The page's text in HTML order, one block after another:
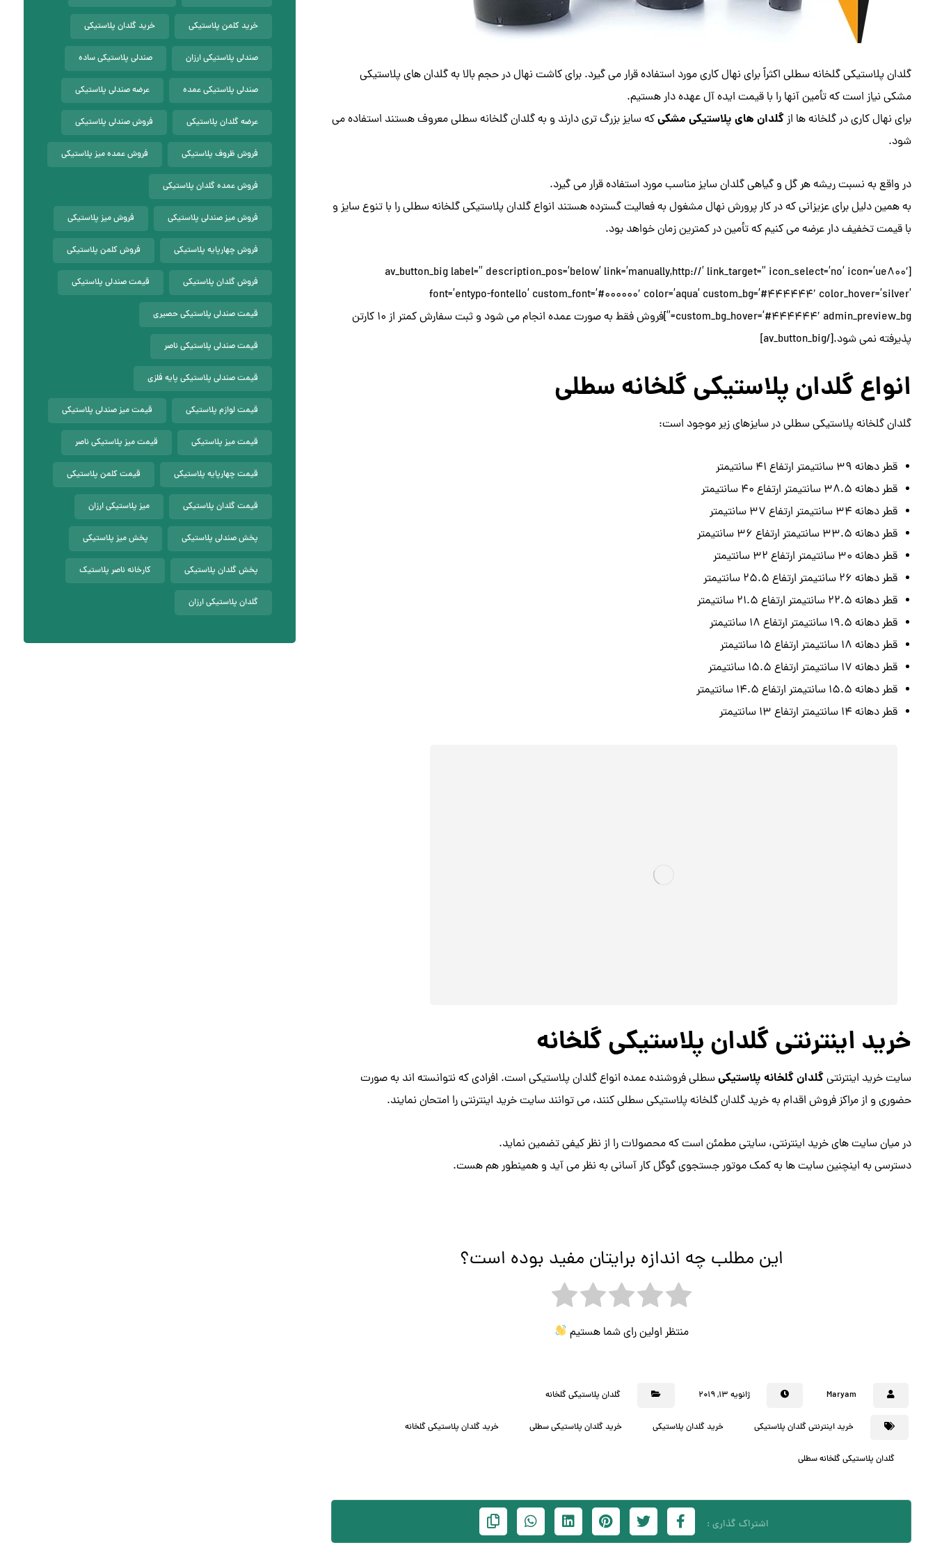
گلدان پلاستیکی گلخانه سطلی اکثراً برای نهال کاری مورد استفاده قرار می گیرد. برای کاشت نهال در حجم بالا به گلدان های پلاستیکی
مشکی نیاز است که تأمین آنها را با قیمت ایده آل عهده دار هستیم.
برای نهال کاری در گلخانه ها ازگلدان های پلاستیکی مشکیکه سایز بزرگ تری دارند و به گلدان گلخانه سطلی معروف هستند استفاده می
شود.
در واقع به نسبت ریشه هر گل و گیاهی گلدان سایز مناسب مورد استفاده قرار می گیرد.
به همین دلیل برای عزیزانی که در کار پرورش نهال مشغول به فعالیت گسترده هستند انواع گلدان پلاستیکی گلخانه سطلی را با تنوع سایز و
با قیمت تخفیف دار عرضه می کنیم که تأمین در کمترین زمان خواهد بود.
[av_button_big label=” description_pos=’below’ link=’manually,http://’ link_target=” icon_select=’no’ icon=’ue800′
font=’entypo-fontello’ custom_font=’#000000′ color=’aqua’ custom_bg=’#444444′ color_hover=’silver’
custom_bg_hover=’#444444′ admin_preview_bg=”]فروش فقط به صورت عمده انجام می شود و ثبت سفارش کمتر از 10 کارتن
پذیرفته نمی شود.[/av_button_big]
انواع گلدان پلاستیکی گلخانه سطلی
گلدان گلخانه پلاستیکی سطلی در سایزهای زیر موجود است:
قطر دهانه 39 سانتیمتر ارتفاع 41 سانتیمتر
قطر دهانه 38.5 سانتیمتر ارتفاع 40 سانتیمتر
قطر دهانه 34 سانتیمتر ارتفاع 37 سانتیمتر
قطر دهانه 33.5 سانتیمتر ارتفاع 36 سانتیمتر
قطر دهانه 30 سانتیمتر ارتفاع 32 سانتیمتر
قطر دهانه 26 سانتیمتر ارتفاع 25.5 سانتیمتر
قطر دهانه 22.5 سانتیمتر ارتفاع 21.5 سانتیمتر
قطر دهانه 19.5 سانتیمتر ارتفاع 18 سانتیمتر
قطر دهانه 18 سانتیمتر ارتفاع 15 سانتیمتر
قطر دهانه 17 سانتیمتر ارتفاع 15.5 سانتیمتر
قطر دهانه 15.5 سانتیمتر ارتفاع 14.5 سانتیمتر
قطر دهانه 14 سانتیمتر ارتفاع 13 سانتیمتر
خرید اینترنتی گلدان پلاستیکی گلخانه
سایت خرید اینترنتیگلدان گلخانه پلاستیکیسطلی فروشنده عمده انواع گلدان پلاستیکی است. افرادی که نتوانسته اند به صورت
حضوری و از مراکز فروش اقدام به خرید گلدان گلخانه پلاستیکی سطلی کنند، می توانند سایت خرید اینترنتی را امتحان نمایند.
در میان سایت های خرید اینترنتی، سایتی مطمئن است که محصولات را از نظر کیفی تضمین نماید.
دسترسی به اینچنین سایت ها به کمک موتور جستجوی گوگل کار آسانی به نظر می آید و همینطور هم هست.
این مطلب چه اندازه برایتان مفید بوده است؟
منتظر اولین رای شما هستیم
Maryam ژانویه ۱۳, ۲۰۱۹ گلدان پلاستیکی گلخانه
خرید اینترنتی گلدان پلاستیکی خرید گلدان پلاستیکی خرید گلدان پلاستیکی سطلی خرید گلدان پلاستیکی گلخانه
گلدان پلاستیکی گلخانه سطلی
خرید کلمن پلاستیکی خرید گلدان پلاستیکی
صندلی پلاستیکی ارزان صندلی پلاستیکی ساده
صندلی پلاستیکی عمده عرضه صندلی پلاستیکی
عرضه گلدان پلاستیکی فروش صندلی پلاستیکی
فروش ظروف پلاستیکی فروش عمده میز پلاستیکی
فروش عمده گلدان پلاستیکی
فروش میز صندلی پلاستیکی فروش میز پلاستیکی
فروش چهارپایه پلاستیکی فروش کلمن پلاستیکی
فروش گلدان پلاستیکی قیمت صندلی پلاستیکی
قیمت صندلی پلاستیکی حصیری
قیمت صندلی پلاستیکی ناصر
قیمت صندلی پلاستیکی پایه فلزی
قیمت لوازم پلاستیکی قیمت میز صندلی پلاستیکی
قیمت میز پلاستیکی قیمت میز پلاستیکی ناصر
قیمت چهارپایه پلاستیکی قیمت کلمن پلاستیکی
قیمت گلدان پلاستیکی میز پلاستیکی ارزان
پخش صندلی پلاستیکی پخش میز پلاستیکی
پخش گلدان پلاستیکی کارخانه ناصر پلاستیک
گلدان پلاستیکی ارزان